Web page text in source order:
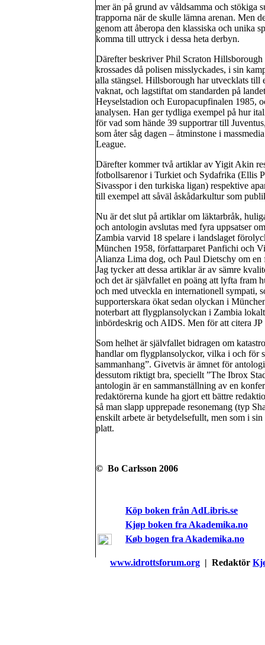
mer än på grund av våldsamma och stökiga
trapporna när de skulle lämna arenan. Men
genom att åberopa den klassiska och unika
komma till uttryck i dessa heta derbyn.
Därefter beskriver Phil Scraton Hillsborough
krossades då polisen misslyckades, i sin
alla stängsel. Hillsborough har utvecklats till
vaknat, och lagstiftat om standarden på
Heyselstadion och Europacupfinalen 1985,
analysen. Han ger tydliga exempel på hur
för vad som hände 39 supportrar till
som åter såg dagen – åtminstone i
League.
Därefter kommer två artiklar av Yigit Akin
fotbollsarenor i Turkiet och Sydafrika (Ellis
Sivasspor i den turkiska ligan) respektive
till exempel att såväl åskådarkultur som
Nu är det slut på artiklar om läktarbråk,
och antologin avslutas med fyra uppsatser
Zambia varvid 18 spelare i landslaget
München 1958, författarparet Panfichi och
Alianza Lima dog, och Paul Dietschy om
Jag tycker att dessa artiklar är av sämre
och det är självfallet en poäng att lyfta fram
och med utveckla en internationell sympati,
supporterskara ökat sedan olyckan i
noterbart att flygplansolyckan i Zambia
inbördeskrig och AIDS. Men för att citera
Som helhet är självfallet bidragen om
handlar om flygplansolyckor, vilka i och för
sammanhang”. Givetvis är ämnet för
dessutom riktigt bra, speciellt ”The Ibrox
antologin är en sammanställning av en
redaktörerna kunde ha gjort ett bättre
så man slapp upprepade resonemang (typ
enskilt arbete är betydelsefullt, men som i
platt.
© Bo Carlsson 2006
Köp boken från AdLibris.se
Kjøp boken fra Akademika.no
Køb bogen fra Akademika.no
www.idrottsforum.org | Redaktör